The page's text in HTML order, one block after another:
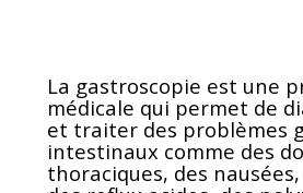
La gastroscopie est une
médicale qui permet de
et traiter des problèmes
intestinaux comme des
thoraciques, des